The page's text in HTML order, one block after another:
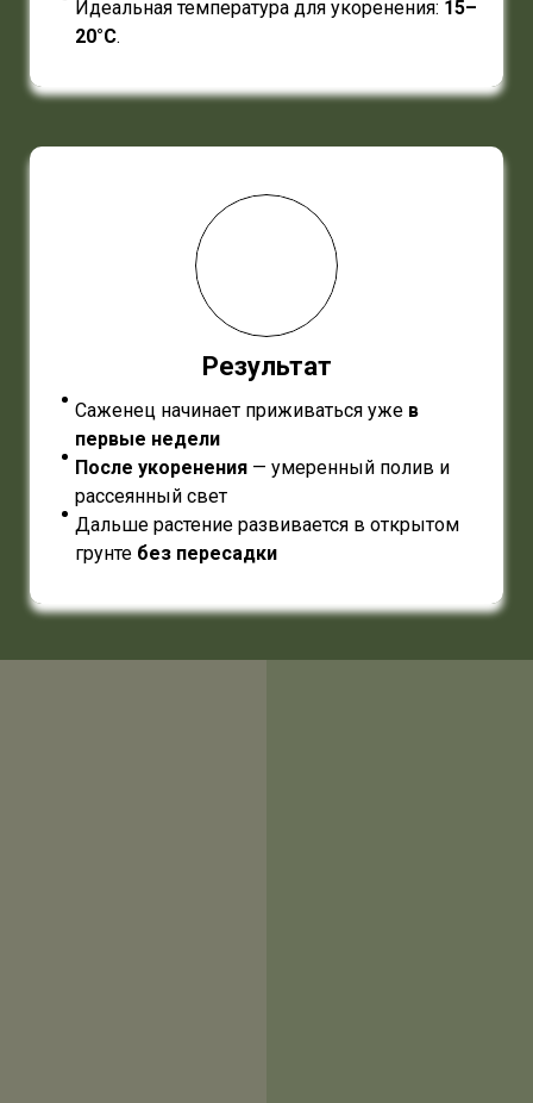
Идеальная температура для укоренения: 15–
20°C.
Результат
Саженец начинает приживаться уже в
первые недели
После укоренения — умеренный полив и
рассеянный свет
Дальше растение развивается в открытом
грунте без пересадки